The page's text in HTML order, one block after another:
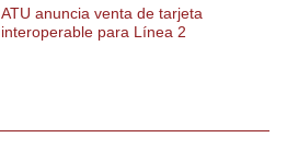
ATU anuncia venta de tarjeta
interoperable para Línea 2